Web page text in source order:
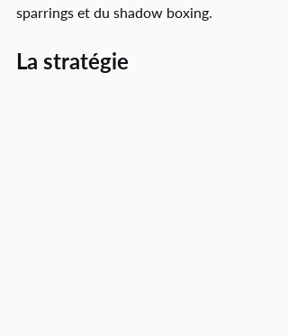
sparrings et du shadow boxing.
La stratégie